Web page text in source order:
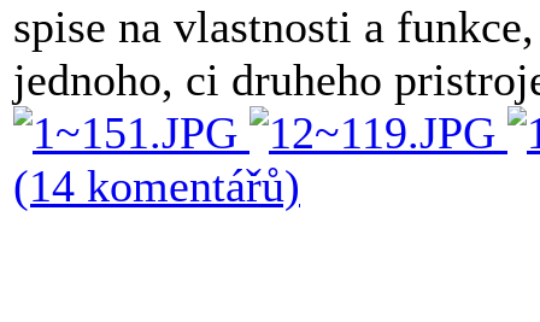
spise na vlastnosti a
jednoho, ci druheho
(14 komentářů)